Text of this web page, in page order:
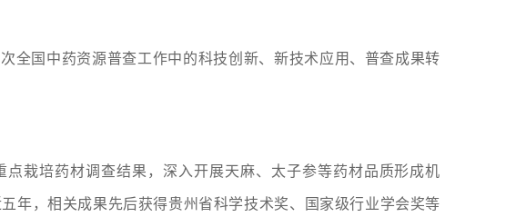
全国中药资源普查工作中的科技创新、新技术应用、普查成果转
栽培药材调查结果，深入开展天麻、太子参等药材品质形成机
年，相关成果先后获得贵州省科学技术奖、国家级行业学会奖等